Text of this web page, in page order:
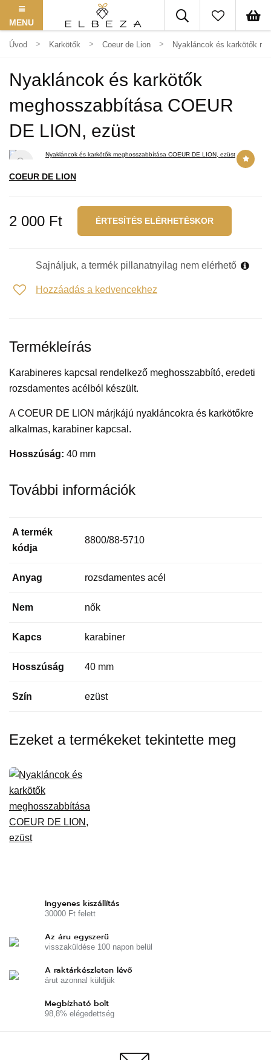
MENU
Úvod Karkötők Coeur de Lion Nyakláncok és karkötők
Nyakláncok és karkötők
meghosszabbítása COEUR
DE LION, ezüst
COEUR DE LION
2 000 Ft ÉRTESÍTÉS ELÉRHETÉSKOR
Sajnáljuk, a termék pillanatnyilag nem elérhető
Hozzáadás a kedvencekhez
Termékleírás
Karabineres kapcsal rendelkező meghosszabbító, eredeti
rozsdamentes acélból készült.
A COEUR DE LION márjkájú nyakláncokra és karkötőkre
alkalmas, karabiner kapcsal.
Hosszúság: 40 mm
További információk
A termék
kódja
8800/88-5710
Anyag rozsdamentes acél
Nem nők
Kapcs karabiner
Hosszúság 40 mm
Szín ezüst
Ezeket a termékeket tekintette meg
Ingyenes kiszállítás
30000 Ft felett
Az áru egyszerű
visszaküldése 100 napon belül
A raktárkészleten lévő
árut azonnal küldjük
Megbízható bolt
98,8% elégedettség